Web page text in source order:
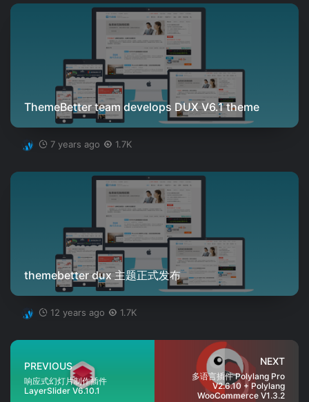
ThemeBetter team develops DUX V6.1 theme
7 years ago 1.7K
themebetter dux 主题正式发布
12 years ago 1.7K
PREVIOUS
响应式幻灯片制作插件
LayerSlider V6.10.1
NEXT
多语言插件 Polylang Pro
V2.6.10 + Polylang
WooCommerce V1.3.2